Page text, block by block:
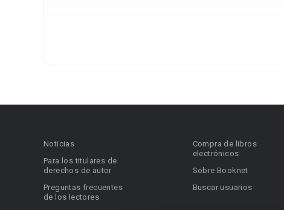
Noticias
Para los titulares de
derechos de autor
Preguntas frecuentes
de los lectores
Compra de libros
electrónicos
Sobre Booknet
Buscar usuarios